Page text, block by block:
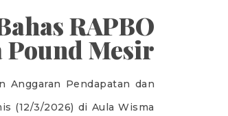
RAPBO
Pound Mesir
Anggaran Pendapatan dan
(12/3/2026) di Aula Wisma